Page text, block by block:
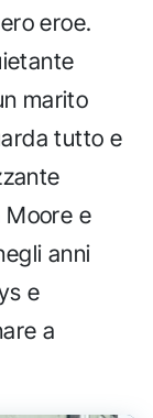
eroe.
marito
tutto e
Moore e
anni
e
a